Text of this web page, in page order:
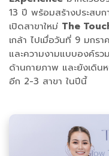
13 ปี พร้อมสร้างประสบ
เปิดสาขาใหม่ The
เกล้า ไปเมื่อวันที่ 9 มกร
และความงามแบบองค์ร
ด้านกายภาพ และยังเดิน
อีก 2-3 สาขา ในปีนี้